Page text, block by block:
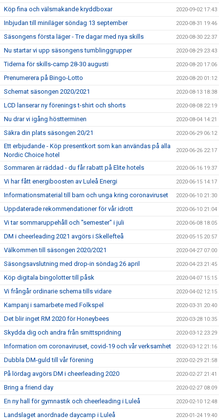
Köp fina och välsmakande kryddboxar 2020-09-02 17:43
Inbjudan till miniläger söndag 13 september 2020-08-31 19:46
Säsongens första läger - Tre dagar med nya skills 2020-08-30 22:37
Nu startar vi upp säsongens tumblinggrupper 2020-08-29 23:43
Tiderna för skills-camp 28-30 augusti 2020-08-20 17:06
Prenumerera på Bingo-Lotto 2020-08-20 01:12
Schemat säsongen 2020/2021 2020-08-13 18:38
LCD lanserar ny förenings t-shirt och shorts 2020-08-08 22:19
Nu drar vi igång höstterminen 2020-08-04 14:21
Säkra din plats säsongen 20/21 2020-06-29 06:12
Ett erbjudande - Köp presentkort som kan användas på alla
Nordic Choice hotel
2020-06-26 22:17
Sommaren är räddad - du får rabatt på Elite hotels 2020-06-16 19:37
Vi har fått energiboosten av Luleå Energi 2020-06-15 14:17
Informationsmaterial till barn och unga kring coronaviruset 2020-06-10 21:30
Uppdaterade rekommendationer för vår idrott 2020-06-10 21:04
Vi tar sommaruppehåll och "semester" i juli 2020-06-08 18:05
DM i cheerleading 2021 avgörs i Skellefteå 2020-05-15 20:57
Välkommen till säsongen 2020/2021 2020-04-27 07:00
Säsongsavslutning med drop-in söndag 26 april 2020-04-23 21:45
Köp digitala bingolotter till påsk 2020-04-07 15:15
Vi frångår ordinarie schema tills vidare 2020-04-02 12:15
Kampanj i samarbete med Folkspel 2020-03-31 20:40
Det blir inget RM 2020 för Honeybees 2020-03-28 10:35
Skydda dig och andra från smittspridning 2020-03-12 23:29
Information om coronaviruset, covid-19 och vår verksamhet 2020-03-12 21:16
Dubbla DM-guld till vår förening 2020-02-29 21:58
På lördag avgörs DM i cheerleading 2020 2020-02-27 21:41
Bring a friend day 2020-02-27 08:09
En ny hall för gymnastik och cheerleading i Luleå 2020-02-10 12:48
Landslaget anordnade daycamp i Luleå 2020-01-24 19:40